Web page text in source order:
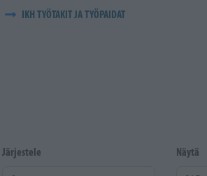
IKH TYÖTAKIT JA TYÖPAIDAT
Järjestele Näytä